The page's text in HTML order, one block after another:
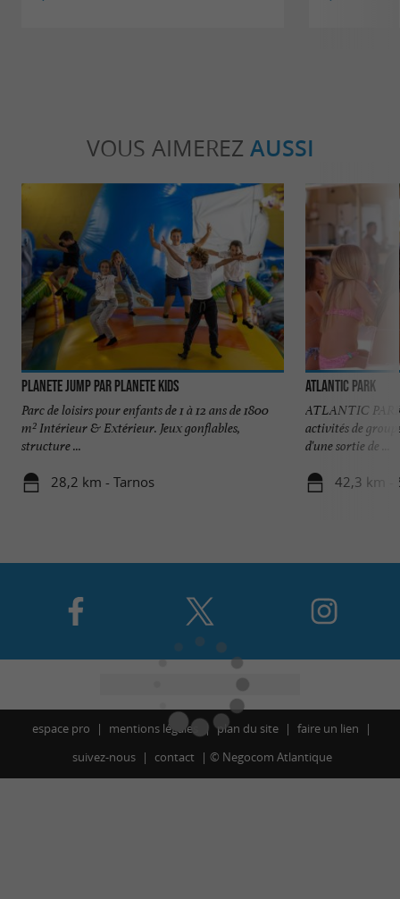
VOUS AIMEREZ AUSSI
Planete Jump par Planete Kids
Parc de loisirs pour enfants de 1 à 12 ans de 1800
m² Intérieur & Extérieur. Jeux gonflables,
structure ...
28,2 km - Tarnos
Atlantic Park
ATLANTIC
activités de
d'une sortie de ...
42,3 km -
espace pro mentions légales plan du site
faire un lien
suivez-nous
contact © Negocom Atlantique